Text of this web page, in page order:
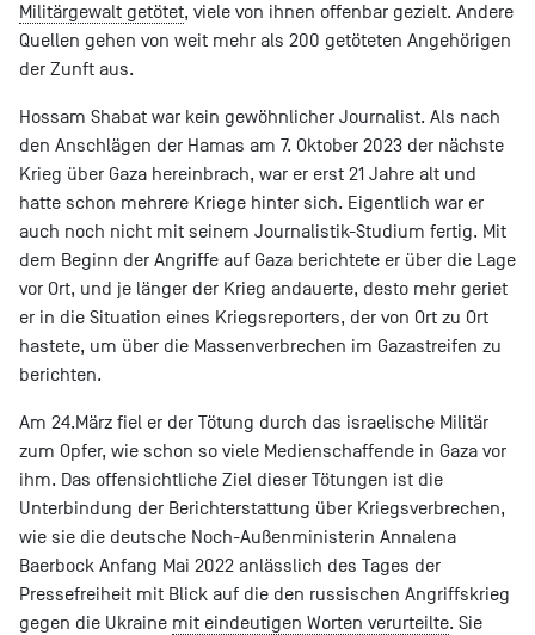
Militärgewalt getötet, viele von ihnen offenbar gezielt. Andere
Quellen gehen von weit mehr als 200 getöteten Angehörigen
der Zunft aus.
Hossam Shabat war kein gewöhnlicher Journalist. Als nach
den Anschlägen der Hamas am 7. Oktober 2023 der nächste
Krieg über Gaza hereinbrach, war er erst 21 Jahre alt und
hatte schon mehrere Kriege hinter sich. Eigentlich war er
auch noch nicht mit seinem Journalistik-Studium fertig. Mit
dem Beginn der Angriffe auf Gaza berichtete er über die Lage
vor Ort, und je länger der Krieg andauerte, desto mehr geriet
er in die Situation eines Kriegsreporters, der von Ort zu Ort
hastete, um über die Massenverbrechen im Gazastreifen zu
berichten.
Am 24.März fiel er der Tötung durch das israelische Militär
zum Opfer, wie schon so viele Medienschaffende in Gaza vor
ihm. Das offensichtliche Ziel dieser Tötungen ist die
Unterbindung der Berichterstattung über Kriegsverbrechen,
wie sie die deutsche Noch-Außenministerin Annalena
Baerbock Anfang Mai 2022 anlässlich des Tages der
Pressefreiheit mit Blick auf die den russischen Angriffskrieg
gegen die Ukraine mit eindeutigen Worten verurteilte. Sie